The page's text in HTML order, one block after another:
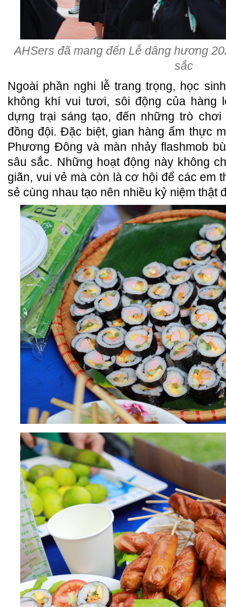
AHSers đã mang đến Lễ dâng hương
sắc
Ngoài phần nghi lễ trang trọng, học
không khí vui tươi, sôi động của hàng
dựng trại sáng tạo, đến những trò
đồng đội. Đặc biệt, gian hàng ẩm thực
Phương Đông và màn nhảy flashmob
sâu sắc. Những hoạt động này không
giãn, vui vẻ mà còn là cơ hội để các em
sẻ cùng nhau tạo nên nhiều kỷ niệm thật